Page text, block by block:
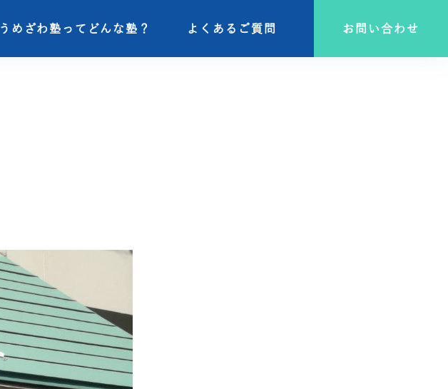
うめざわ塾ってどんな塾？ よくあるご質問 お問い合わせ
うめざわ塾ってどんな塾？ よくあるご質問 お問い合わせ